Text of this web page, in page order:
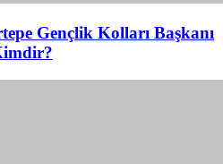
Gençlik Kolları Başkanı